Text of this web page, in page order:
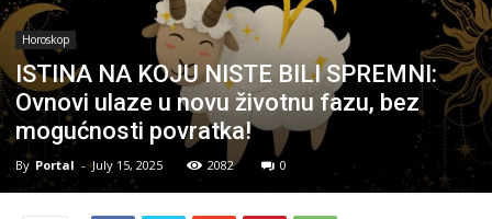
Horoskop
ISTINA NA KOJU NISTE BILI SPREMNI:
Ovnovi ulaze u novu životnu fazu, bez
mogućnosti povratka!
By Portal - July 15, 2025 2082 0